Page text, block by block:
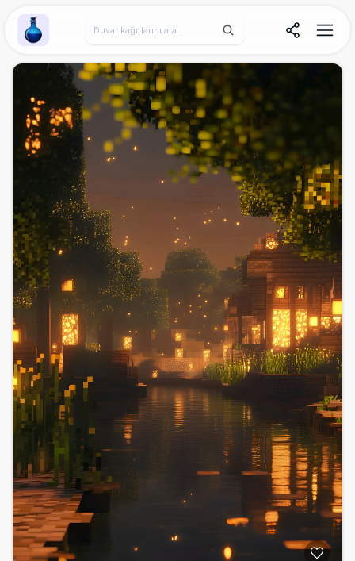
Wallpaper Alchemy